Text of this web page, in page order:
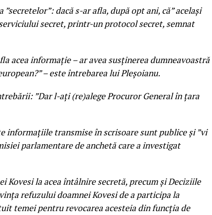
dacă s-ar afla, după opt ani, că” același
secret, printr-un protocol secret, semnat
acea informaţie – ar avea susținerea dumneavoastră
– este întrebarea lui Pleșoianu.
”Dar l-ați (re)alege Procuror General în țara
informațiile transmise în scrisoare sunt publice și ”vi
parlamentare de anchetă care a investigat
Kovesi la acea întâlnire secretă, precum și Deciziile
refuzului doamnei Kovesi de a participa la
temei pentru revocarea acesteia din funcția de